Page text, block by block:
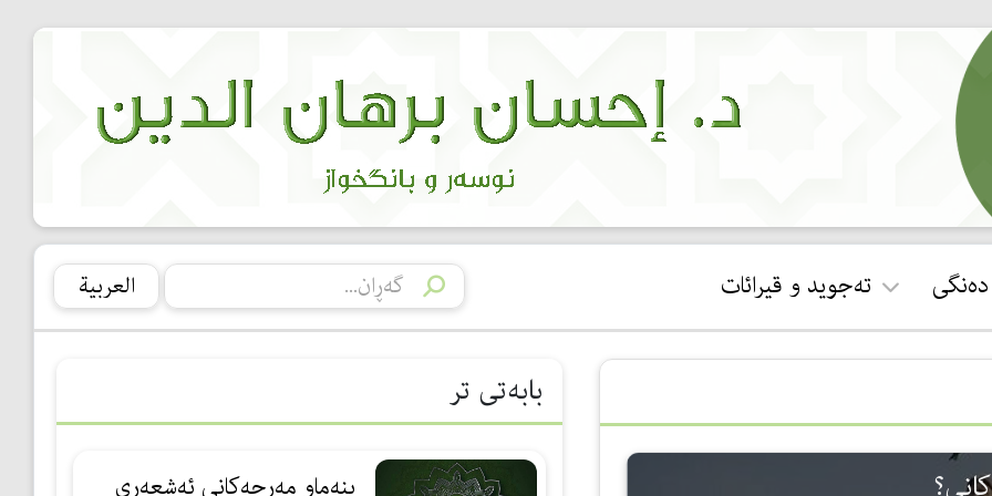
دەنگی تەجوید و قیرائات
ئجازەی قورئان خوێندن
جوان خوێندنەوەی سوڕەتی
فاتیحە
العربیة
بابەتی تر
بنەماو مەرجەكانی ئەشعەری